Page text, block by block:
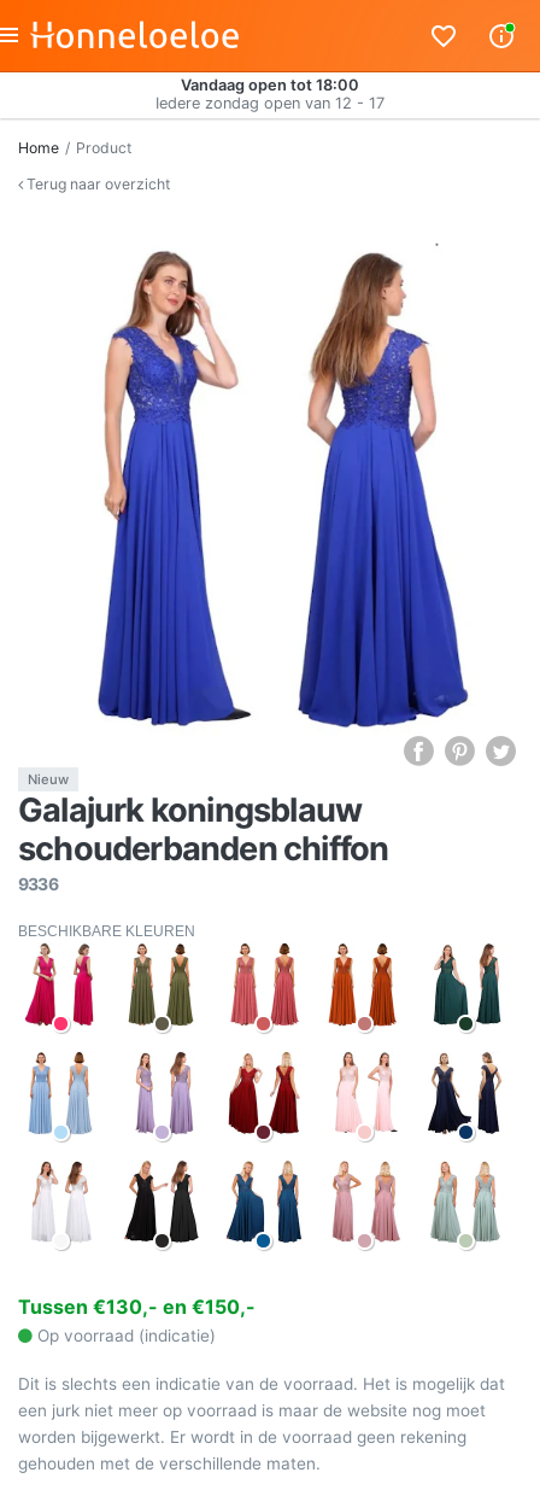
Vandaag open tot 18:00
Iedere zondag open van 12 - 17
Home
Product
Terug naar overzicht
Nieuw
Galajurk koningsblauw
schouderbanden chiffon
9336
BESCHIKBARE KLEUREN
Tussen €130,- en €150,-
Op voorraad (indicatie)
Dit is slechts een indicatie van de voorraad. Het is mogelijk dat
een jurk niet meer op voorraad is maar de website nog moet
worden bijgewerkt. Er wordt in de voorraad geen rekening
gehouden met de verschillende maten.